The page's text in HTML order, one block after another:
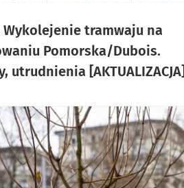
Wykolejenie tramwaju na
Pomorska/Dubois.
utrudnienia [AKTUALIZACJA]
zdjęć